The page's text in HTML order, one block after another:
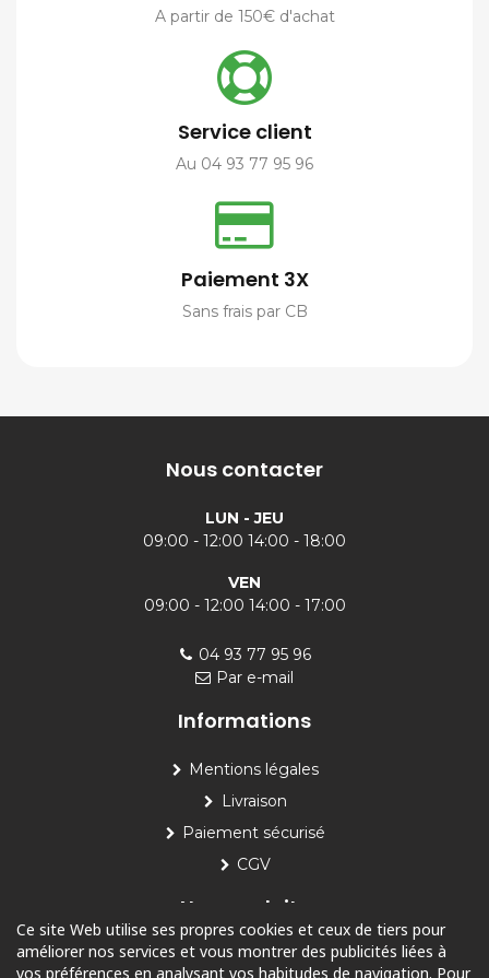
A partir de 150€ d'achat
Service client
Au 04 93 77 95 96
Paiement 3X
Sans frais par CB
Nous contacter
LUN - JEU
09:00 - 12:00 14:00 - 18:00
VEN
09:00 - 12:00 14:00 - 17:00
04 93 77 95 96
Par e-mail
Informations
Mentions légales
Livraison
Paiement sécurisé
CGV
Nos produits
Piscine
Ce site Web utilise ses propres cookies et ceux de tiers pour
améliorer nos services et vous montrer des publicités liées à
vos préférences en analysant vos habitudes de navigation. Pour